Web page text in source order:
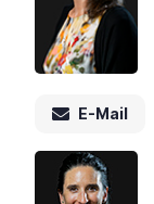
E-Mail